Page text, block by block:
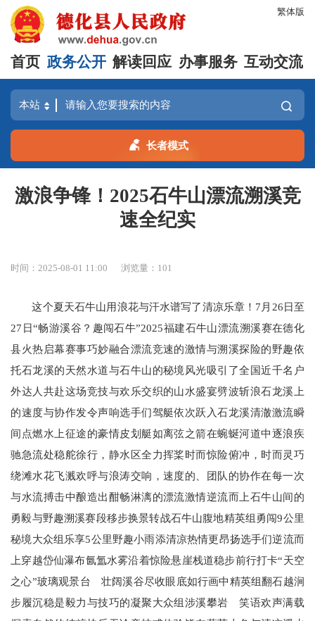
繁体版
首页 政务公开 解读回应 办事服务 互动交流
长者模式
激浪争锋！2025石牛山漂流溯溪竞
速全纪实
时间：2025-08-01 11:00 浏览量： 101
这个夏天石牛山用浪花与汗水谱写了清凉乐章！7月26日至
27日“畅游溪谷？趣闯石牛”2025福建石牛山漂流溯溪赛在德化
县火热启幕赛事巧妙融合漂流竞速的激情与溯溪探险的野趣依
托石龙溪的天然水道与石牛山的秘境风光吸引了全国近千名户
外达人共赴这场竞技与欢乐交织的山水盛宴劈波斩浪石龙溪上
的速度与协作发令声响选手们驾艇依次跃入石龙溪清澈激流瞬
间点燃水上征途的豪情皮划艇如离弦之箭在蜿蜒河道中逐浪疾
驰急流处稳舵徐行，静水区全力挥桨时而惊险俯冲，时而灵巧
绕滩水花飞溅欢呼与浪涛交响，速度的、团队的协作在每一次
与水流搏击中酿造出酣畅淋漓的漂流激情逆流而上石牛山间的
勇毅与野趣溯溪赛段移步换景转战石牛山腹地精英组勇闯9公里
秘境大众组乐享5公里野趣小雨添清凉热情更昂扬选手们逆流而
上穿越岱仙瀑布氤氲水雾沿着惊险悬崖栈道稳步前行打卡“天空
之心”玻璃观景台 壮阔溪谷尽收眼底如行画中精英组翻石越涧
步履沉稳是毅力与技巧的凝聚大众组涉溪攀岩 笑语欢声满载